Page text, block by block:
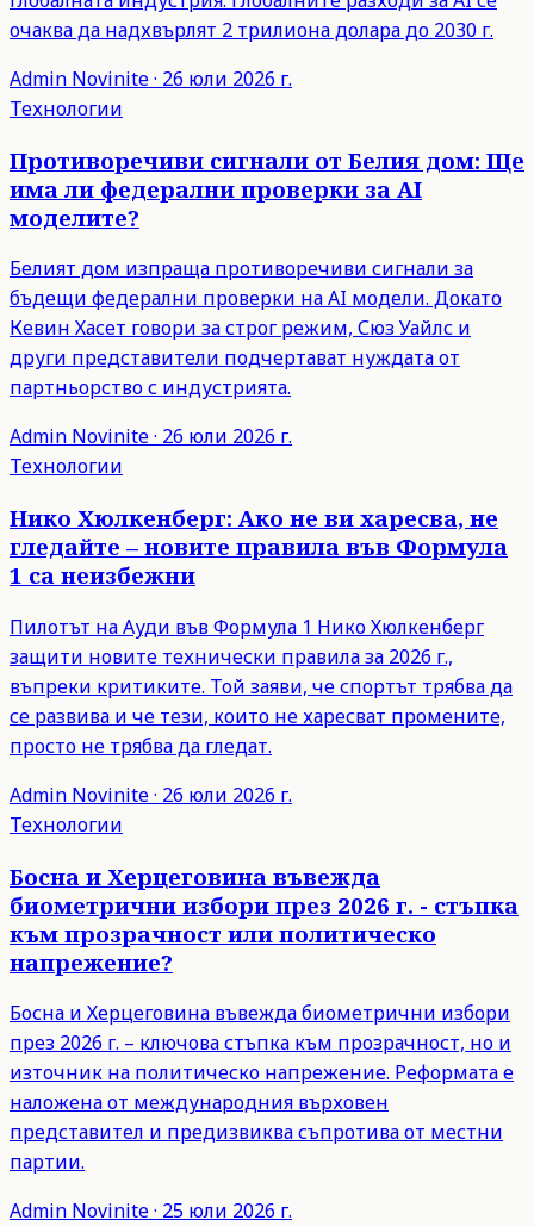
очаква да надхвърлят 2 трилиона долара до 2030 г.
Admin Novinite· 26 юли 2026 г.
Технологии
Противоречиви сигнали от Белия дом: Ще
има ли федерални проверки за AI
моделите?
Белият дом изпраща противоречиви сигнали за
бъдещи федерални проверки на AI модели. Докато
Кевин Хасет говори за строг режим, Сюз Уайлс и
други представители подчертават нуждата от
партньорство с индустрията.
Admin Novinite· 26 юли 2026 г.
Технологии
Нико Хюлкенберг: Ако не ви харесва, не
гледайте – новите правила във Формула
1 са неизбежни
Пилотът на Ауди във Формула 1 Нико Хюлкенберг
защити новите технически правила за 2026 г.,
въпреки критиките. Той заяви, че спортът трябва да
се развива и че тези, които не харесват промените,
просто не трябва да гледат.
Admin Novinite· 26 юли 2026 г.
Технологии
Босна и Херцеговина въвежда
биометрични избори през 2026 г. - стъпка
към прозрачност или политическо
напрежение?
Босна и Херцеговина въвежда биометрични избори
през 2026 г. – ключова стъпка към прозрачност, но и
източник на политическо напрежение. Реформата е
наложена от международния върховен
представител и предизвиква съпротива от местни
партии.
Admin Novinite· 25 юли 2026 г.